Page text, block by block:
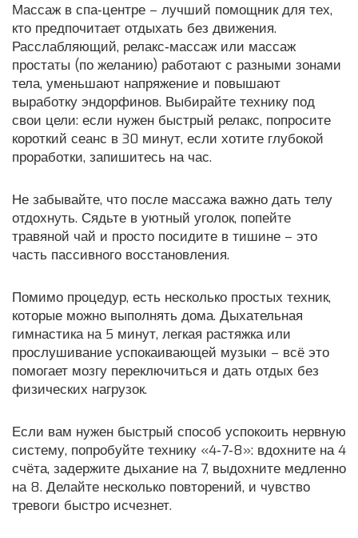
Массаж в спа‑центре – лучший помощник для тех,
кто предпочитает отдыхать без движения.
Расслабляющий, релакс‑массаж или массаж
простаты (по желанию) работают с разными зонами
тела, уменьшают напряжение и повышают
выработку эндорфинов. Выбирайте технику под
свои цели: если нужен быстрый релакс, попросите
короткий сеанс в 30 минут, если хотите глубокой
проработки, запишитесь на час.
Не забывайте, что после массажа важно дать телу
отдохнуть. Сядьте в уютный уголок, попейте
травяной чай и просто посидите в тишине – это
часть пассивного восстановления.
Помимо процедур, есть несколько простых техник,
которые можно выполнять дома. Дыхательная
гимнастика на 5 минут, легкая растяжка или
прослушивание успокаивающей музыки – всё это
помогает мозгу переключиться и дать отдых без
физических нагрузок.
Если вам нужен быстрый способ успокоить нервную
систему, попробуйте технику «4‑7‑8»: вдохните на 4
счёта, задержите дыхание на 7, выдохните медленно
на 8. Делайте несколько повторений, и чувство
тревоги быстро исчезнет.